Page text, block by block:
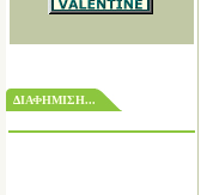
ΔΙΑΦΗΜΙΣΗ...